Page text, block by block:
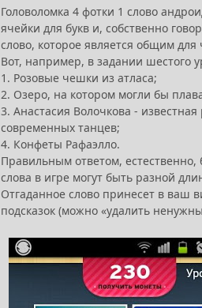
Головоломка 4 фотки 1 слово
ячейки для букв и, собственно
слово, которое является общим для
Вот, например, в задании шестого
1. Розовые чешки из атласа;
2. Озеро, на котором могли бы
3. Анастасия Волочкова -
современных танцев;
4. Конфеты Рафаэлло.
Правильным ответом,
слова в игре могут быть разной
Отгаданное слово принесет в ваш
подсказок (можно «удалить